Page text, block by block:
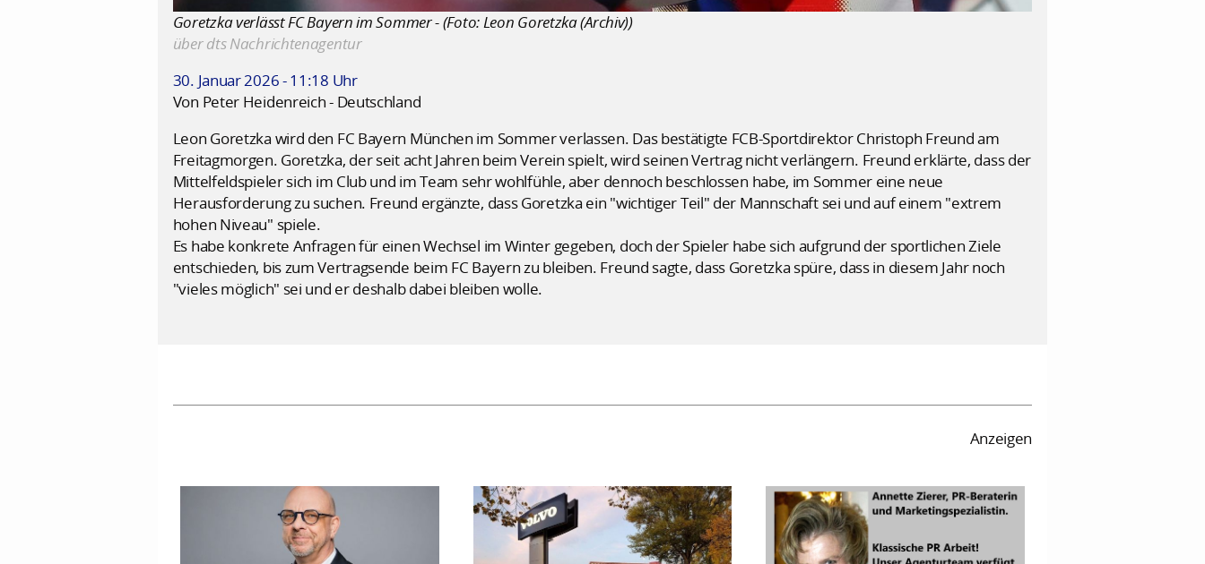
Goretzka verlässt FC Bayern im Sommer - (Foto: Leon Goretzka (Archiv))
über dts Nachrichtenagentur
30. Januar 2026 - 11:18 Uhr
Von Peter Heidenreich - Deutschland
Leon Goretzka wird den FC Bayern München im Sommer verlassen. Das bestätigte FCB-Sportdirektor Christoph Freund am
Freitagmorgen. Goretzka, der seit acht Jahren beim Verein spielt, wird seinen Vertrag nicht verlängern. Freund erklärte, dass der
Mittelfeldspieler sich im Club und im Team sehr wohlfühle, aber dennoch beschlossen habe, im Sommer eine neue
Herausforderung zu suchen. Freund ergänzte, dass Goretzka ein "wichtiger Teil" der Mannschaft sei und auf einem "extrem
hohen Niveau" spiele.
Es habe konkrete Anfragen für einen Wechsel im Winter gegeben, doch der Spieler habe sich aufgrund der sportlichen Ziele
entschieden, bis zum Vertragsende beim FC Bayern zu bleiben. Freund sagte, dass Goretzka spüre, dass in diesem Jahr noch
"vieles möglich" sei und er deshalb dabei bleiben wolle.
Anzeigen